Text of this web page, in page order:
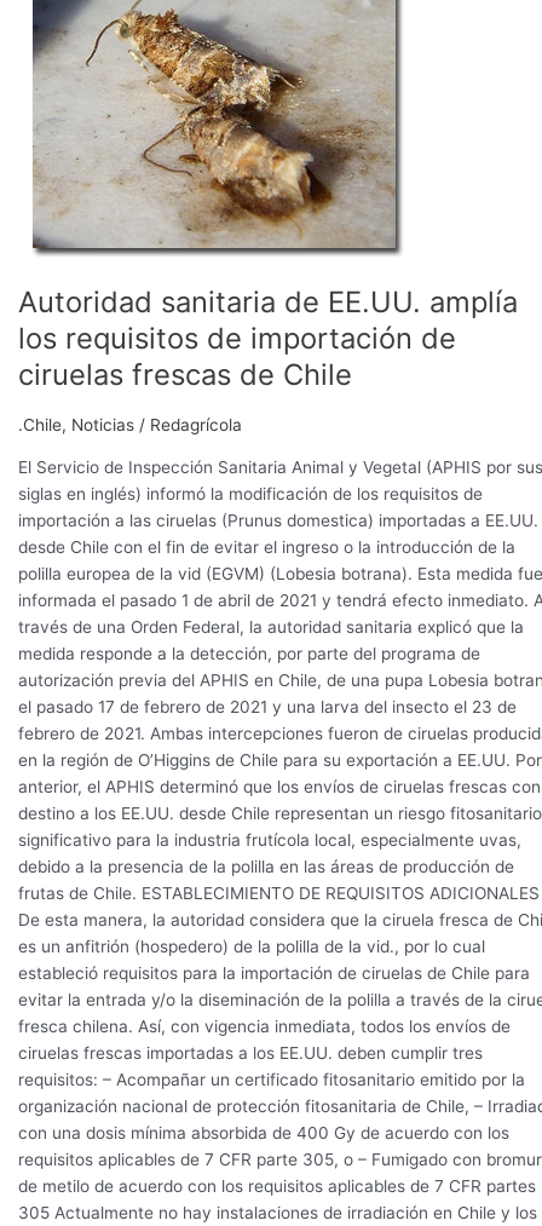
Autoridad sanitaria de EE.UU. amplía
los requisitos de importación de
ciruelas frescas de Chile
.Chile, Noticias / Redagrícola
El Servicio de Inspección Sanitaria Animal y Vegetal (APHIS por sus
siglas en inglés) informó la modificación de los requisitos de
importación a las ciruelas (Prunus domestica) importadas a EE.UU.
desde Chile con el fin de evitar el ingreso o la introducción de la
polilla europea de la vid (EGVM) (Lobesia botrana). Esta medida fue
informada el pasado 1 de abril de 2021 y tendrá efecto inmediato.
través de una Orden Federal, la autoridad sanitaria explicó que la
medida responde a la detección, por parte del programa de
autorización previa del APHIS en Chile, de una pupa Lobesia
el pasado 17 de febrero de 2021 y una larva del insecto el 23 de
febrero de 2021. Ambas intercepciones fueron de ciruelas
en la región de O’Higgins de Chile para su exportación a EE.UU.
anterior, el APHIS determinó que los envíos de ciruelas frescas con
destino a los EE.UU. desde Chile representan un riesgo fitosanitario
significativo para la industria frutícola local, especialmente uvas,
debido a la presencia de la polilla en las áreas de producción de
frutas de Chile. ESTABLECIMIENTO DE REQUISITOS ADICIONALES
De esta manera, la autoridad considera que la ciruela fresca de
es un anfitrión (hospedero) de la polilla de la vid., por lo cual
estableció requisitos para la importación de ciruelas de Chile para
evitar la entrada y/o la diseminación de la polilla a través de la
fresca chilena. Así, con vigencia inmediata, todos los envíos de
ciruelas frescas importadas a los EE.UU. deben cumplir tres
requisitos: – Acompañar un certificado fitosanitario emitido por la
organización nacional de protección fitosanitaria de Chile, –
con una dosis mínima absorbida de 400 Gy de acuerdo con los
requisitos aplicables de 7 CFR parte 305, o – Fumigado con
de metilo de acuerdo con los requisitos aplicables de 7 CFR partes
305 Actualmente no hay instalaciones de irradiación en Chile y los
EE.UU.
amplía
los
requisitos
de
importación
ciruelas
frescas
Chile